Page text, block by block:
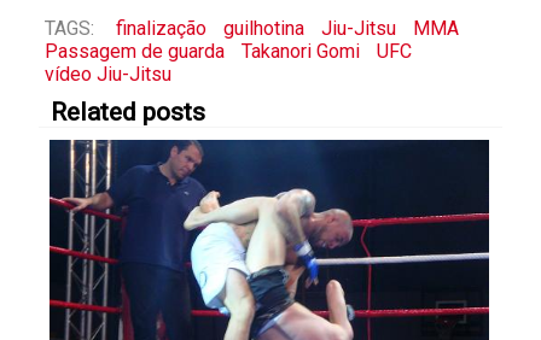
TAGS: finalização guilhotina Jiu-Jitsu
MMA
Passagem de guarda
Takanori Gomi
UFC
vídeo Jiu-Jitsu
Related posts